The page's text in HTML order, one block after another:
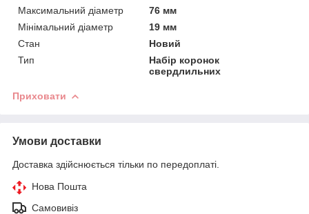
Максимальний діаметр
76 мм
Мінімальний діаметр
19 мм
Стан
Новий
Тип
Набір коронок
свердлильних
Приховати
Умови доставки
Доставка здійснюється тільки по передоплаті.
Нова Пошта
Самовивіз